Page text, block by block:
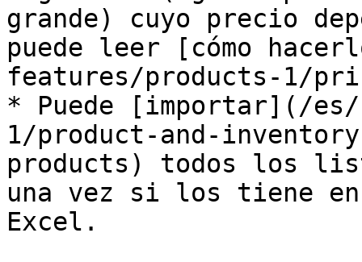
grande) cuyo precio
puede leer [cómo
features/products-1/
* Puede [importar](/
1/product-and-
products) todos los
una vez si los tiene